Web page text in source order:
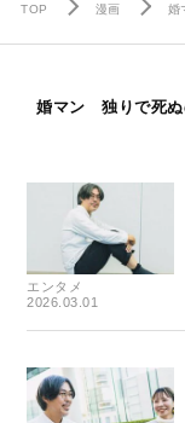
TOP 漫画 婚
婚マン 独りで死ぬ
エンタメ
2026.03.01